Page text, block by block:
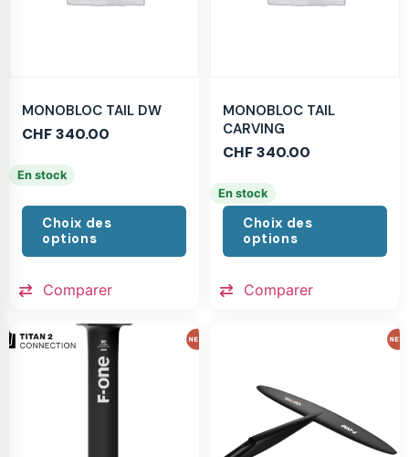
MONOBLOC TAIL DW
CHF340.00
En stock
Choix des
options
Comparer
MONOBLOC TAIL
CARVING
CHF340.00
En stock
Choix des
options
Comparer